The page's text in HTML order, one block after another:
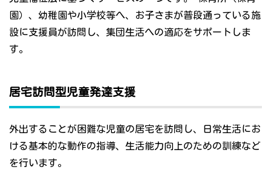
園）、幼稚園や小学校等へ、お子さまが普段通っている施
設に支援員が訪問し、集団生活への適応をサポートしま
す。
居宅訪問型児童発達支援
外出することが困難な児童の居宅を訪問し、日常生活にお
ける基本的な動作の指導、生活能力向上のための訓練など
を行います。